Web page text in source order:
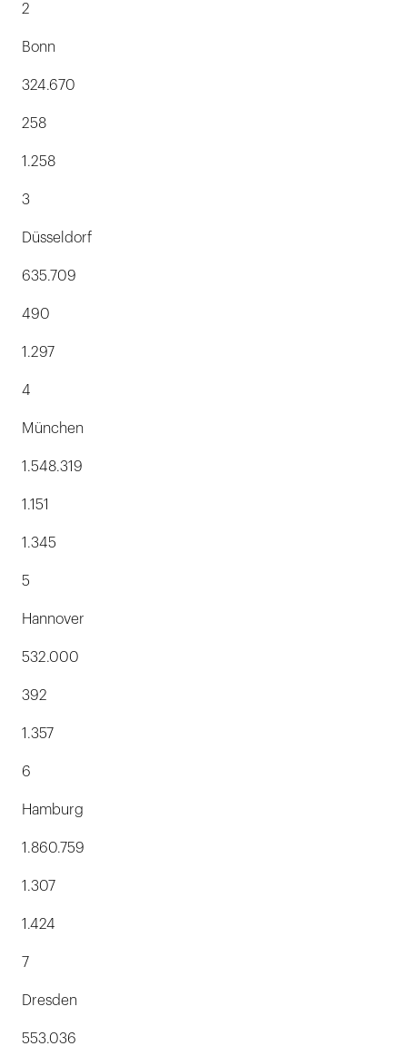
2
Bonn
324.670
258
1.258
3
Düsseldorf
635.709
490
1.297
4
München
1.548.319
1.151
1.345
5
Hannover
532.000
392
1.357
6
Hamburg
1.860.759
1.307
1.424
7
Dresden
553.036